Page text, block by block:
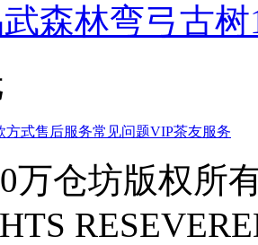
森林弯弓古
方式售后服务常见问题VIP茶友服务
万仓坊版权所